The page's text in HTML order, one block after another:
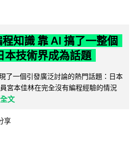
知識 靠 AI 搞了一整個
本技術界成為話題
了一個引發廣泛討論的熱門話題：日本
宮本佳林在完全沒有編程經驗的情況
文
享